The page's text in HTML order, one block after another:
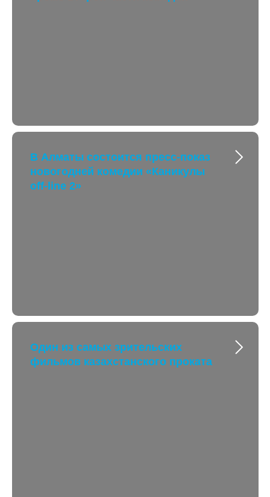
В Алматы состоится пресс-показ
новогодней комедии «Каникулы
off-line 2»
Один из самых зрительских
фильмов казахстанского проката